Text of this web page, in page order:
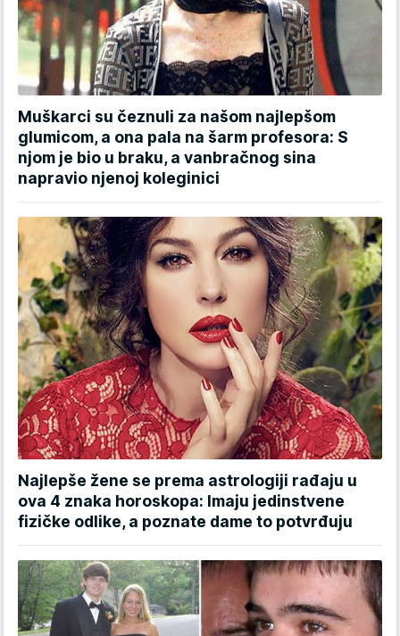
Muškarci su čeznuli za našom najlepšom
glumicom, a ona pala na šarm profesora: S
njom je bio u braku, a vanbračnog sina
napravio njenoj koleginici
Najlepše žene se prema astrologiji rađaju u
ova 4 znaka horoskopa: Imaju jedinstvene
fizičke odlike, a poznate dame to potvrđuju